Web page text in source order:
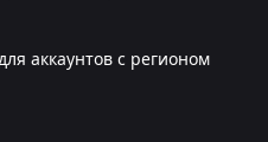
аккаунтов с регионом